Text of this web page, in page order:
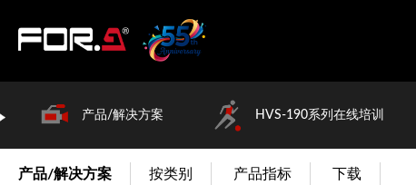
产品/解决方案 HVS-190系列在线培训
产品/解决方案 按类别 产品指标 下载